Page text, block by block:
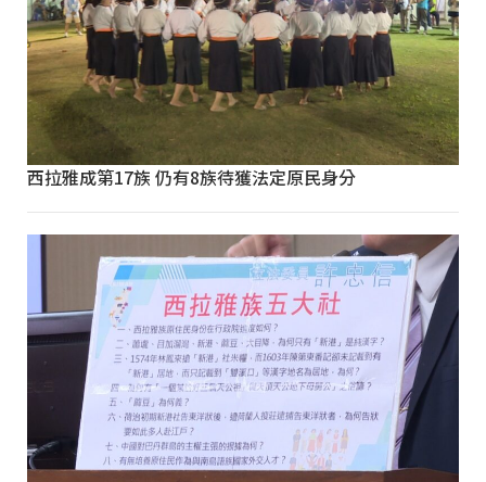
西拉雅成第17族 仍有8族待獲法定原民身分